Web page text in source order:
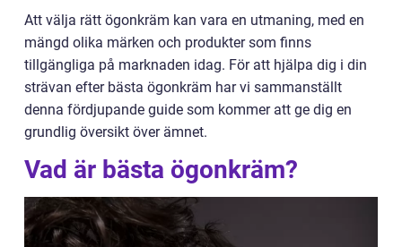
Att välja rätt ögonkräm kan vara en utmaning, med en
mängd olika märken och produkter som finns
tillgängliga på marknaden idag. För att hjälpa dig i din
strävan efter bästa ögonkräm har vi sammanställt
denna fördjupande guide som kommer att ge dig en
grundlig översikt över ämnet.
Vad är bästa ögonkräm?